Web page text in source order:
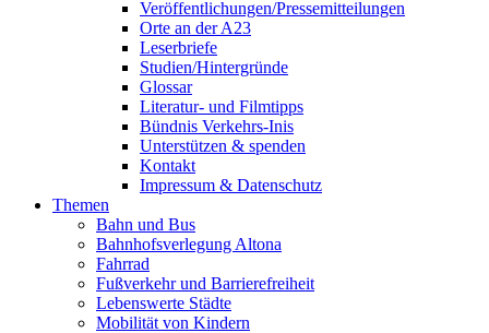
Veröffentlichungen/Pressemitteilungen
Orte an der A23
Leserbriefe
Studien/Hintergründe
Glossar
Literatur- und Filmtipps
Bündnis Verkehrs-Inis
Unterstützen & spenden
Kontakt
Impressum & Datenschutz
Themen
Bahn und Bus
Bahnhofsverlegung Altona
Fahrrad
Fußverkehr und Barrierefreiheit
Lebenswerte Städte
Mobilität von Kindern